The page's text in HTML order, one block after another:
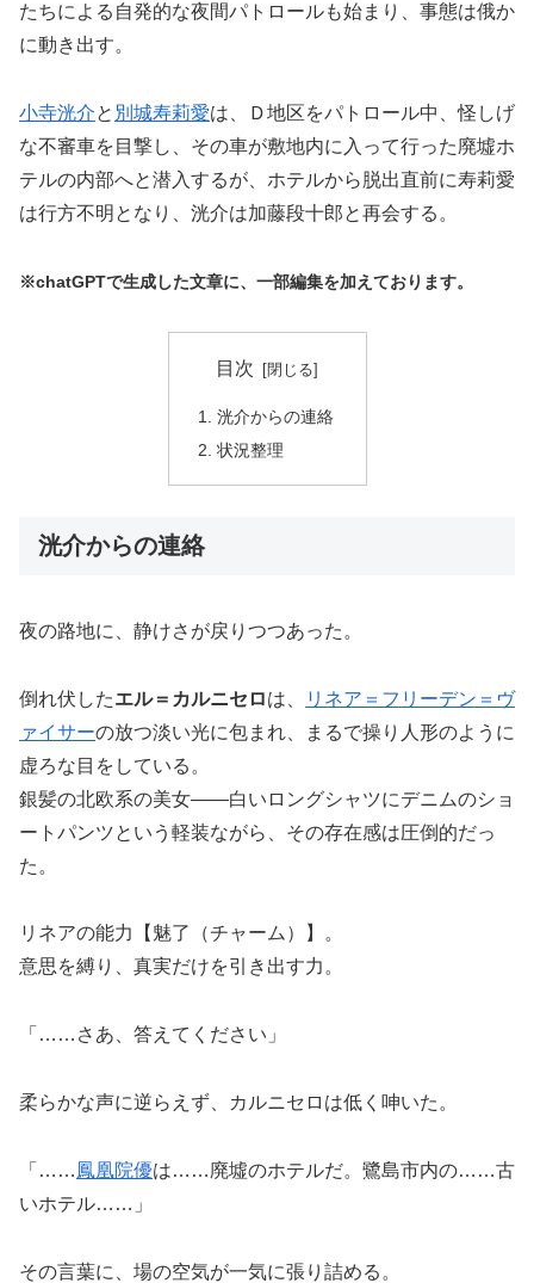
たちによる自発的な夜間パトロールも始まり、事態は俄か
に動き出す。
小寺洸介と 別城寿莉愛は、Ｄ地区をパトロール中、怪しげ
な不審車を目撃し、その車が敷地内に入って行った廃墟ホ
テルの内部へと潜入するが、ホテルから脱出直前に寿莉愛
は行方不明となり、洸介は加藤段十郎と再会する。
※chatGPTで生成した文章に、一部編集を加えております。
目次
洸介からの連絡
状況整理
洸介からの連絡
夜の路地に、静けさが戻りつつあった。
倒れ伏したエル＝カルニセロは、
リネア＝フリーデン＝ヴ
ァイサーの放つ淡い光に包まれ、まるで操り人形のように
虚ろな目をしている。
銀髪の北欧系の美女――白いロングシャツにデニムのショ
ートパンツという軽装ながら、その存在感は圧倒的だっ
た。
リネアの能力【魅了（チャーム）】。
意思を縛り、真実だけを引き出す力。
「……さあ、答えてください」
柔らかな声に逆らえず、カルニセロは低く呻いた。
「……鳳凰院優は……廃墟のホテルだ。鷺島市内の……古
いホテル……」
その言葉に、場の空気が一気に張り詰める。